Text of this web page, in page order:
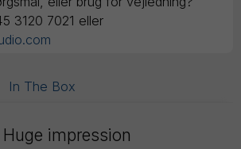
3120 7021 eller
In The Box
impression